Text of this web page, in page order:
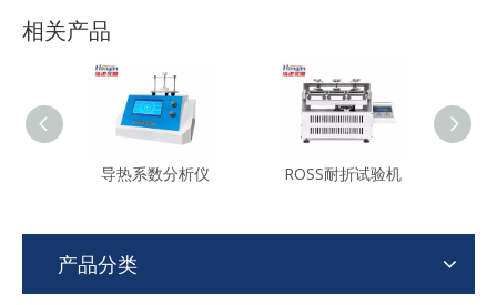
相关产品
导热系数分析仪 ROSS耐折试验机
产品分类